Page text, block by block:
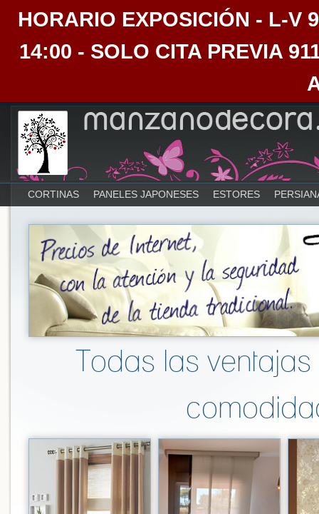
HORARIO EXPOSICIÓN - L-V
14:00 - SOLO CITA PREVIA
CORTINAS PANELES JAPONESES ESTORES
Todas las